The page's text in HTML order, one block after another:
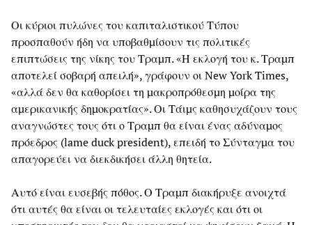
Οι κύριοι πυλώνες του καπιταλιστικού Τύπου
προσπαθούν ήδη να υποβαθμίσουν τις πολιτικές
επιπτώσεις της νίκης του Τραμπ. «Η εκλογή του κ. Τραμπ
αποτελεί σοβαρή απειλή», γράφουν οι New York Times,
«αλλά δεν θα καθορίσει τη μακροπρόθεσμη μοίρα της
αμερικανικής δημοκρατίας». Οι Τάιμς καθησυχάζουν τους
αναγνώστες τους ότι ο Τραμπ θα είναι ένας αδύναμος
πρόεδρος (lame duck president), επειδή το Σύνταγμα του
απαγορεύει να διεκδικήσει άλλη θητεία.
Αυτό είναι ευσεβής πόθος. Ο Τραμπ διακήρυξε ανοιχτά
ότι αυτές θα είναι οι τελευταίες εκλογές και ότι οι